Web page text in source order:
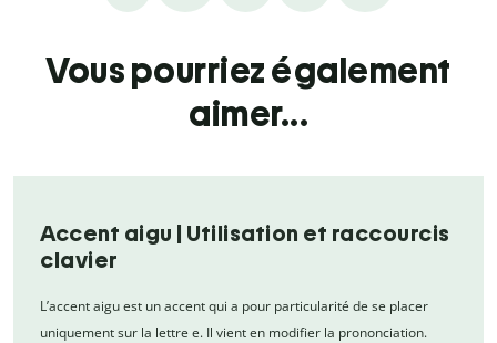
Vous pourriez également
aimer...
Accent aigu | Utilisation et raccourcis
clavier
L’accent aigu est un accent qui a pour particularité de se placer
uniquement sur la lettre e. Il vient en modifier la prononciation.